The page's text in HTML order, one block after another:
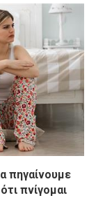
πηγαίνουμε
πνίγομαι